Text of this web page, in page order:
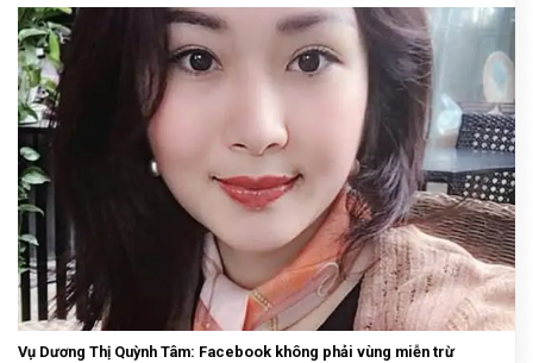
Vụ Dương Thị Quỳnh Tâm: Facebook không phải vùng miễn trừ